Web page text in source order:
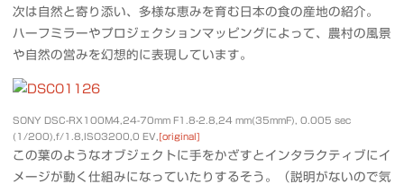
次は自然と寄り添い、多様な恵みを育む日本の食の産地の紹介。
ハーフミラーやプロジェクションマッピングによって、農村の風景
や自然の営みを幻想的に表現しています。
SONY DSC-RX100M4,24-70mm F1.8-2.8,24 mm(35mmF), 0.005 sec
(1/200),f/1.8,ISO3200,0 EV, [original]
この葉のようなオブジェクトに手をかざすとインタラクティブにイ
メージが動く仕組みになっていたりするそう。（説明がないので気